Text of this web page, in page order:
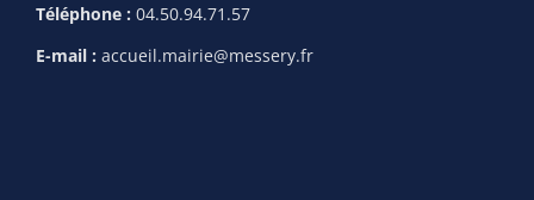
Téléphone : 04.50.94.71.57
E-mail : accueil.mairie@messery.fr